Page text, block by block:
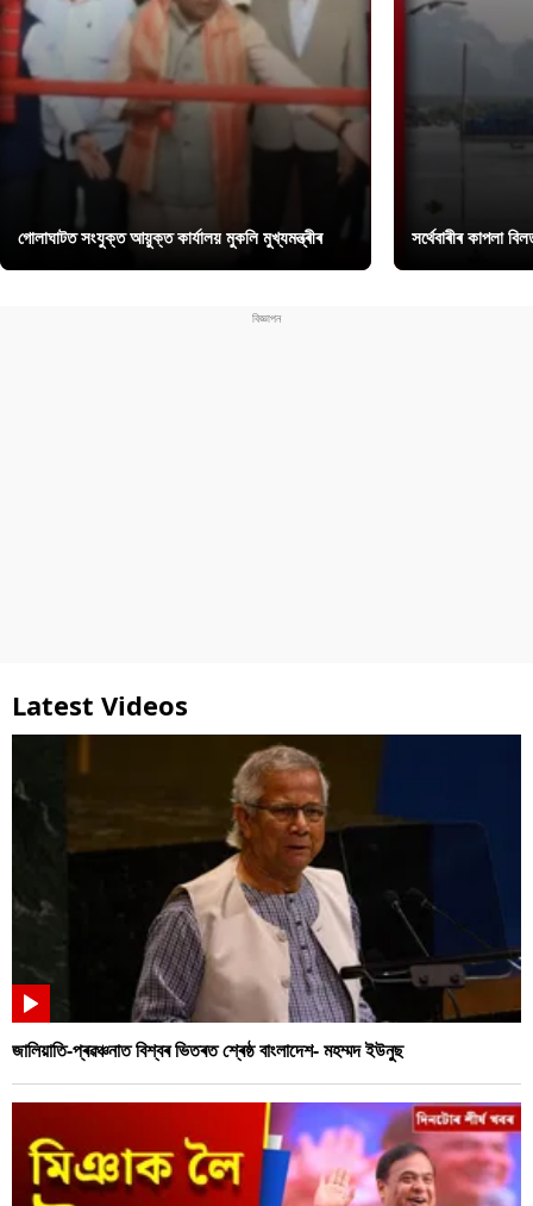
গোলাঘাটত সংযুক্ত আয়ুক্ত কাৰ্যালয় মুকলি মুখ্যমন্ত্ৰীৰ সৰ্থেবাৰীৰ কাপলা
Latest Videos
জালিয়াতি-প্ৰৱঞ্চনাত বিশ্বৰ ভিতৰত শ্ৰেষ্ঠ বাংলাদেশ- মহম্মদ ইউনুছ